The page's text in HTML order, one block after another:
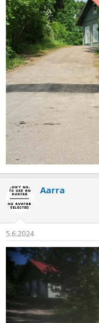
Aarra
5.6.2024